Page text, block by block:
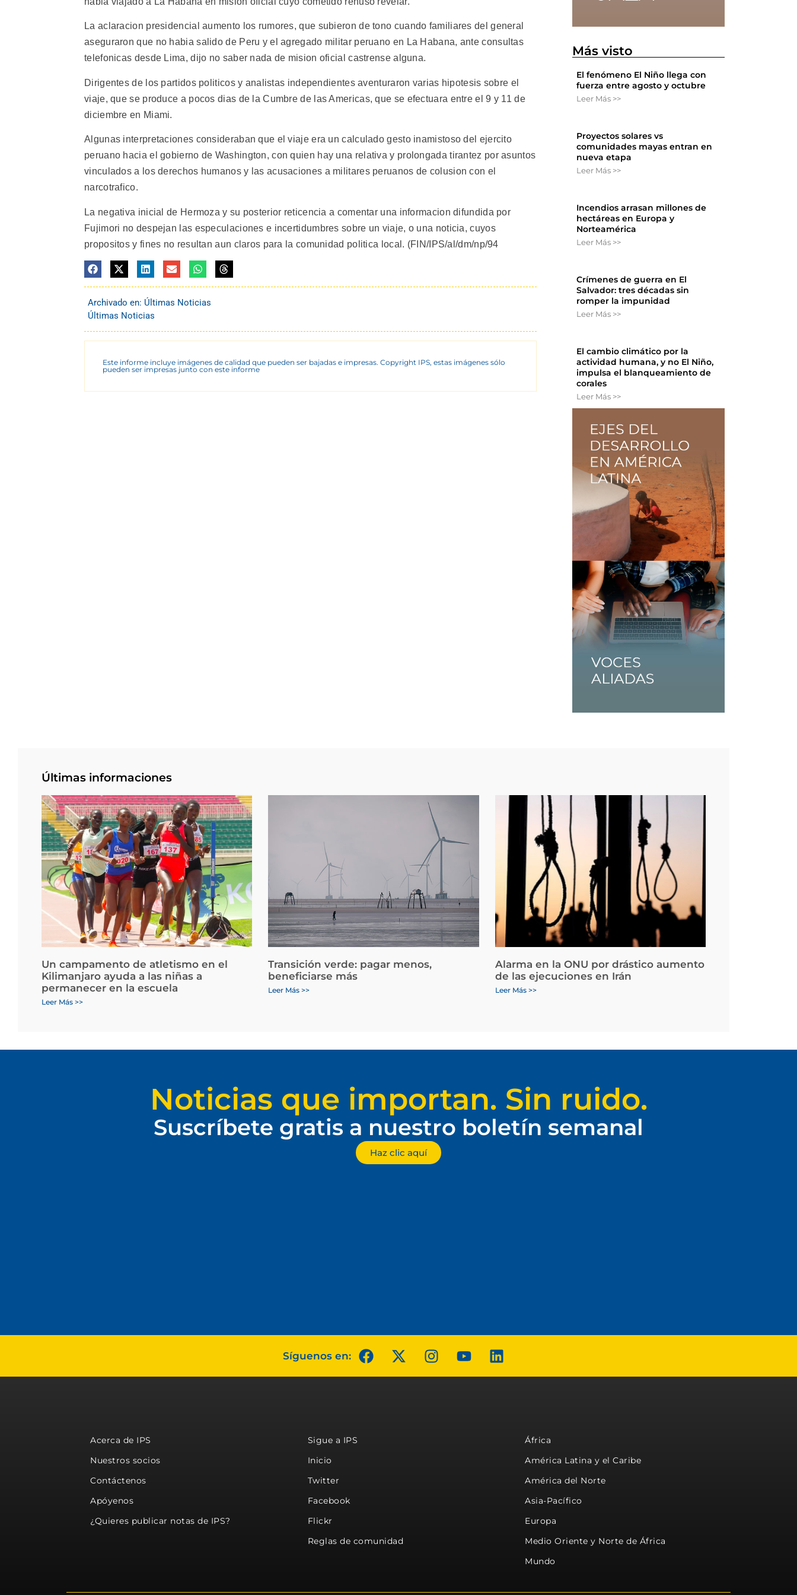
La aclaracion presidencial aumento los rumores, que subieron de tono cuando familiares del general
aseguraron que no habia salido de Peru y el agregado militar peruano en La Habana, ante consultas
telefonicas desde Lima, dijo no saber nada de mision oficial castrense alguna.
Dirigentes de los partidos politicos y analistas independientes aventuraron varias hipotesis sobre el
viaje, que se produce a pocos dias de la Cumbre de las Americas, que se efectuara entre el 9 y 11 de
diciembre en Miami.
Algunas interpretaciones consideraban que el viaje era un calculado gesto inamistoso del ejercito
peruano hacia el gobierno de Washington, con quien hay una relativa y prolongada tirantez por asuntos
vinculados a los derechos humanos y las acusaciones a militares peruanos de colusion con el
narcotrafico.
La negativa inicial de Hermoza y su posterior reticencia a comentar una informacion difundida por
Fujimori no despejan las especulaciones e incertidumbres sobre un viaje, o una noticia, cuyos
propositos y fines no resultan aun claros para la comunidad politica local. (FIN/IPS/al/dm/np/94
Archivado en: Últimas Noticias
Últimas Noticias
Este informe incluye imágenes de calidad que pueden ser bajadas e impresas. Copyright IPS, estas imágenes sólo
pueden ser impresas junto con este informe
Más visto
El fenómeno El Niño llega con
fuerza entre agosto y octubre
Leer Más >>
Proyectos solares vs
comunidades mayas entran en
nueva etapa
Leer Más >>
Incendios arrasan millones de
hectáreas en Europa y
Norteamérica
Leer Más >>
Crímenes de guerra en El
Salvador: tres décadas sin
romper la impunidad
Leer Más >>
El cambio climático por la
actividad humana, y no El Niño,
impulsa el blanqueamiento de
corales
Leer Más >>
Últimas informaciones
Un campamento de atletismo en el
Kilimanjaro ayuda a las niñas a
permanecer en la escuela
Leer Más >>
Transición verde: pagar menos,
beneficiarse más
Leer Más >>
Alarma en la ONU por drástico aumento
de las ejecuciones en Irán
Leer Más >>
Noticias que importan. Sin ruido.
Suscríbete gratis a nuestro boletín semanal
Haz clic aquí
Síguenos en:
Acerca de IPS
Nuestros socios
Contáctenos
Apóyenos
¿Quieres publicar notas de IPS?
Sigue a IPS
Inicio
Twitter
Facebook
Flickr
Reglas de comunidad
África
América Latina y el Caribe
América del Norte
Asia-Pacífico
Europa
Medio Oriente y Norte de África
Mundo